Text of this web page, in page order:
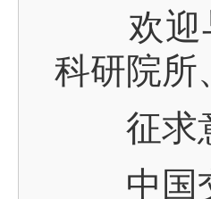
欢迎与
科研院所
征求
中国交